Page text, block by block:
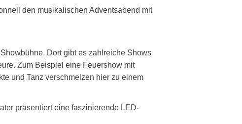
den musikalischen Adventsabend mit
Dort gibt es zahlreiche Shows
Zum Beispiel eine Feuershow mit
und Tanz verschmelzen hier zu einem
präsentiert eine faszinierende LED-